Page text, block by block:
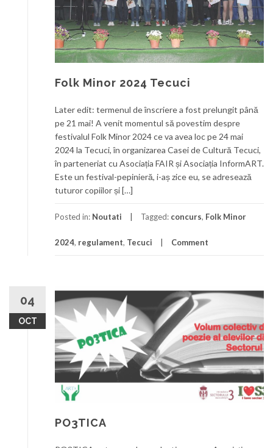
Folk Minor 2024 Tecuci
Later edit: termenul de înscriere a fost prelungit până
pe 21 mai! A venit momentul să povestim despre
festivalul Folk Minor 2024 ce va avea loc pe 24 mai
2024 la Tecuci, în organizarea Casei de Cultură Tecuci,
în parteneriat cu Asociația FAIR și Asociația InformART.
Este un festival-pepinieră, i-aș zice eu, se adresează
tuturor copiilor și […]
Posted in: Noutati Tagged: concurs, Folk Minor
2024, regulament, Tecuci Comment
04
OCT
PO3TICA